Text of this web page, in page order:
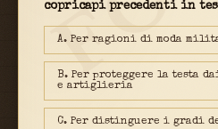
copricapi precedenti in
A. Per ragioni di moda
B. Per proteggere la testa
e artiglieria
C. Per distinguere i gradi